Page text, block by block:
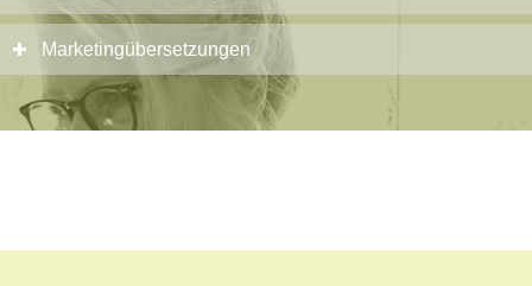
Marketingübersetzungen